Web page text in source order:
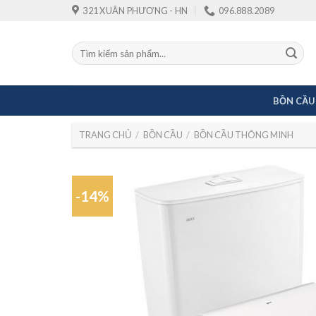
321 XUÂN PHƯƠNG - HN 096.888.2089
Tìm
kiếm:
BỒN CẦU
TRANG CHỦ / BỒN CẦU / BỒN CẦU THÔNG MINH
-14%